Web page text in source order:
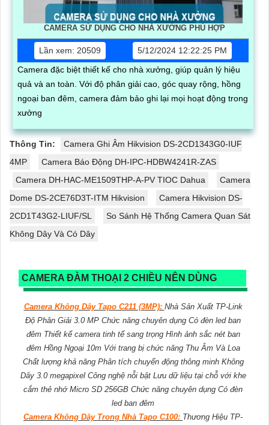
CAMERA SỬ DỤNG CHO NHÀ XƯỞNG PHÙ HỢP
Lần xem: 20509
5/12/2024 12:22:25 PM
Camera đặc biệt thiết kế cho nhà xưởng, giúp quản lý hiệu
quả và an toàn. Với độ phân giải cao, góc quay rộng, hồng
ngoại ban đêm, camera đảm bảo ghi lại mọi hoạt động trong
xưởng
Thông Tin:
Camera Ghi Âm Hikvision DS-2CD1343G0-IUF
4MP
Camera Báo Động DH-IPC-HDBW4241R-ZAS
Camera DH-HAC-ME1509THP-A-PV TIOC Dahua
Camera
Dome DS-2CE76D3T-ITM Hikvision
Camera Hikvision DS-
2CD1T43G2-LIUF/SL
So Sánh Hệ Thống Camera Quan Sát
Không Dây Và Có Dây
CAMERA ĐÀM THOẠI 2 CHIỀU NÊN DÙNG
Camera Không Dây Tapo C211 (3MP): Nhà Sản Xuất TP-Link
Độ Phân Giải 3.0 MP Chức năng chuyên dụng Có đèn led ban
đêm Thiết kế camera tinh tế sang trọng Hình ảnh sắc nét ban
đêm Hồng Ngoại 10m Với trang bị chức năng Thu Âm Và Loa
Chất lượng khả năng Phân tích chuyển động thông minh Không
Dây 3.0 megapixel Công nghệ nỗi bật Lưu dữ liệu tại chỗ với khe
cắm thẻ nhớ Micro SD 256GB Chức năng chuyên dụng Có đèn
led ban đêm
Camera Không Dây Trong Nhà Tapo C100: Thương Hiệu TP-